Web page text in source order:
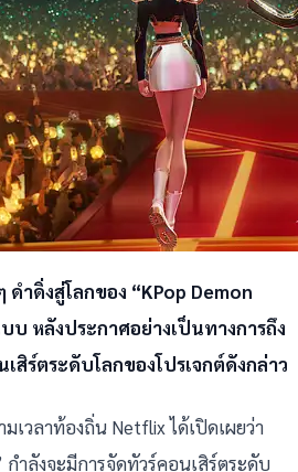
ำดิ่งสู่โลกของ “KPop Demon
หลังประกาศอย่างเป็นทางการถึง
สิร์ตระดับโลกของโปรเจกต์ดังกล่าว
เวลาท้องถิ่น Netflix ได้เปิดเผยว่า
กำลังจะมีการจัดทัวร์คอนเสิร์ตระดับ